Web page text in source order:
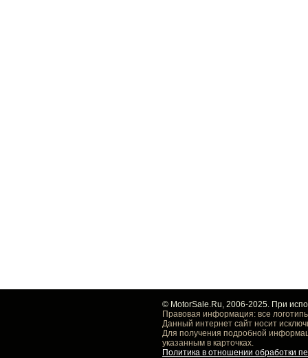
© MotorSale.Ru, 2006-2025. При
Правовая информация: все
Данный интернет сайт носит
Для получения подробной
указанным в карточках.
Политика в отношении обработки